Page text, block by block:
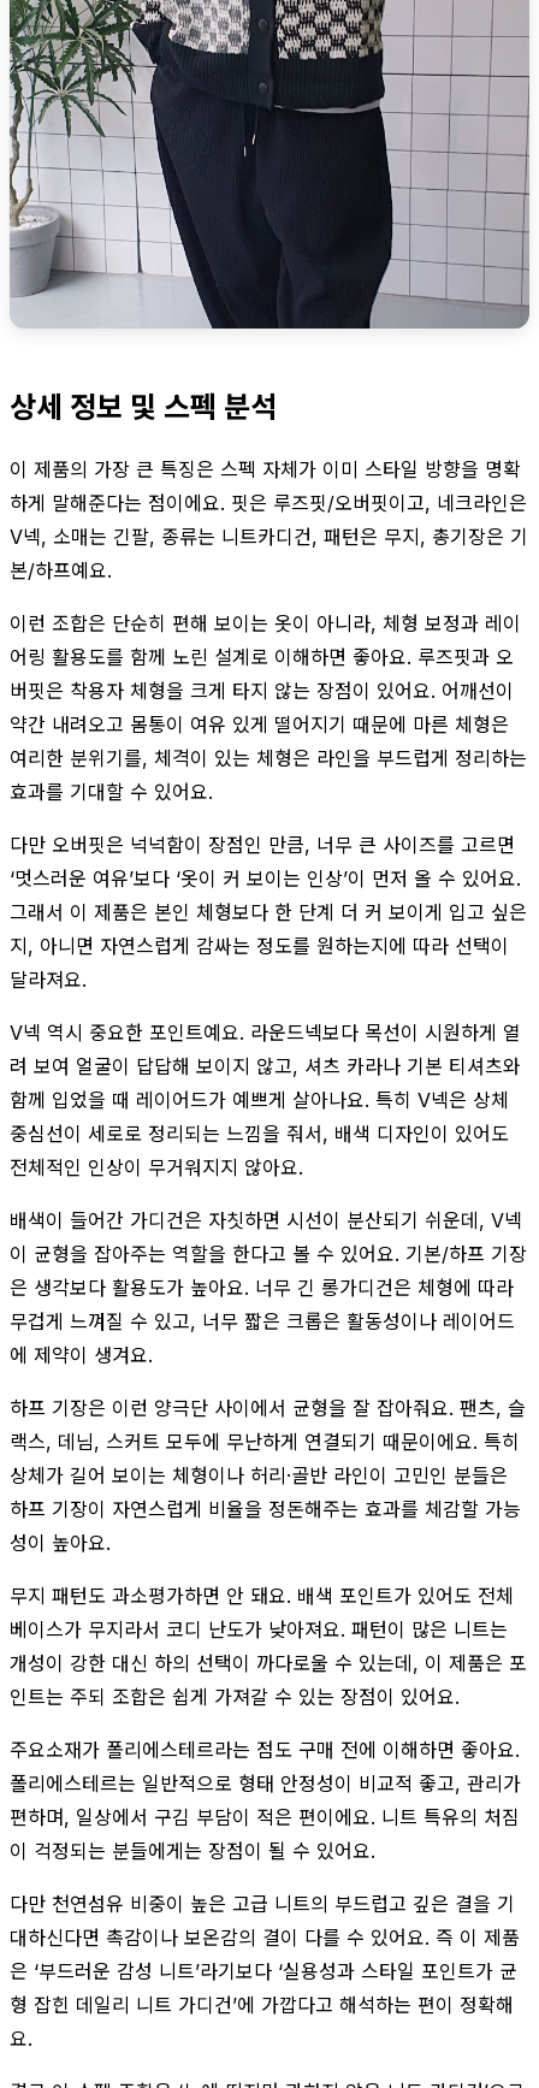
상세 정보 및 스펙 분석
이 제품의 가장 큰 특징은 스펙 자체가 이미 스타일 방향을 명확
하게 말해준다는 점이에요. 핏은 루즈핏/오버핏이고, 네크라인은
V넥, 소매는 긴팔, 종류는 니트카디건, 패턴은 무지, 총기장은 기
본/하프예요.
이런 조합은 단순히 편해 보이는 옷이 아니라, 체형 보정과 레이
어링 활용도를 함께 노린 설계로 이해하면 좋아요. 루즈핏과 오
버핏은 착용자 체형을 크게 타지 않는 장점이 있어요. 어깨선이
약간 내려오고 몸통이 여유 있게 떨어지기 때문에 마른 체형은
여리한 분위기를, 체격이 있는 체형은 라인을 부드럽게 정리하는
효과를 기대할 수 있어요.
다만 오버핏은 넉넉함이 장점인 만큼, 너무 큰 사이즈를 고르면
‘멋스러운 여유’보다 ‘옷이 커 보이는 인상’이 먼저 올 수 있어요.
그래서 이 제품은 본인 체형보다 한 단계 더 커 보이게 입고 싶은
지, 아니면 자연스럽게 감싸는 정도를 원하는지에 따라 선택이
달라져요.
V넥 역시 중요한 포인트예요. 라운드넥보다 목선이 시원하게 열
려 보여 얼굴이 답답해 보이지 않고, 셔츠 카라나 기본 티셔츠와
함께 입었을 때 레이어드가 예쁘게 살아나요. 특히 V넥은 상체
중심선이 세로로 정리되는 느낌을 줘서, 배색 디자인이 있어도
전체적인 인상이 무거워지지 않아요.
배색이 들어간 가디건은 자칫하면 시선이 분산되기 쉬운데, V넥
이 균형을 잡아주는 역할을 한다고 볼 수 있어요. 기본/하프 기장
은 생각보다 활용도가 높아요. 너무 긴 롱가디건은 체형에 따라
무겁게 느껴질 수 있고, 너무 짧은 크롭은 활동성이나 레이어드
에 제약이 생겨요.
하프 기장은 이런 양극단 사이에서 균형을 잘 잡아줘요. 팬츠, 슬
랙스, 데님, 스커트 모두에 무난하게 연결되기 때문이에요. 특히
상체가 길어 보이는 체형이나 허리·골반 라인이 고민인 분들은
하프 기장이 자연스럽게 비율을 정돈해주는 효과를 체감할 가능
성이 높아요.
무지 패턴도 과소평가하면 안 돼요. 배색 포인트가 있어도 전체
베이스가 무지라서 코디 난도가 낮아져요. 패턴이 많은 니트는
개성이 강한 대신 하의 선택이 까다로울 수 있는데, 이 제품은 포
인트는 주되 조합은 쉽게 가져갈 수 있는 장점이 있어요.
주요소재가 폴리에스테르라는 점도 구매 전에 이해하면 좋아요.
폴리에스테르는 일반적으로 형태 안정성이 비교적 좋고, 관리가
편하며, 일상에서 구김 부담이 적은 편이에요. 니트 특유의 처짐
이 걱정되는 분들에게는 장점이 될 수 있어요.
다만 천연섬유 비중이 높은 고급 니트의 부드럽고 깊은 결을 기
대하신다면 촉감이나 보온감의 결이 다를 수 있어요. 즉 이 제품
은 ‘부드러운 감성 니트’라기보다 ‘실용성과 스타일 포인트가 균
형 잡힌 데일리 니트 가디건’에 가깝다고 해석하는 편이 정확해
요.